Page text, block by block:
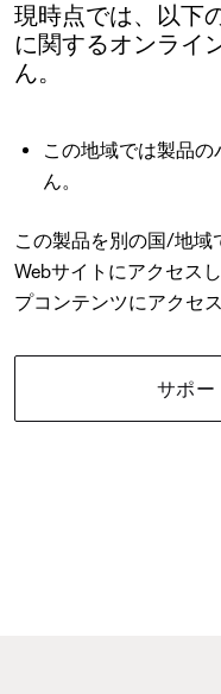
現時点では、以下
に関するオンライ
ん。
この地域では製品
ん。
この製品を別の国/地域
Webサイトにアクセス
プコンテンツにアクセ
サポ